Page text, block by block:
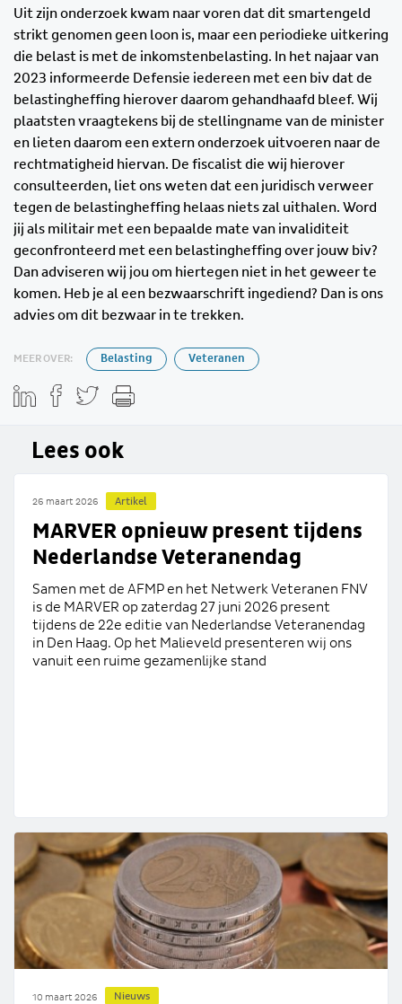
Uit zijn onderzoek kwam naar voren dat dit smartengeld
strikt genomen geen loon is, maar een periodieke uitkering
die belast is met de inkomstenbelasting. In het najaar van
2023 informeerde Defensie iedereen met een biv dat de
belastingheffing hierover daarom gehandhaafd bleef. Wij
plaatsten vraagtekens bij de stellingname van de minister
en lieten daarom een extern onderzoek uitvoeren naar de
rechtmatigheid hiervan. De fiscalist die wij hierover
consulteerden, liet ons weten dat een juridisch verweer
tegen de belastingheffing helaas niets zal uithalen. Word
jij als militair met een bepaalde mate van invaliditeit
geconfronteerd met een belastingheffing over jouw biv?
Dan adviseren wij jou om hiertegen niet in het geweer te
komen. Heb je al een bezwaarschrift ingediend? Dan is ons
advies om dit bezwaar in te trekken.
MEER OVER: Belasting Veteranen
Lees ook
26 maart 2026 Artikel
MARVER opnieuw present tijdens
Nederlandse Veteranendag
Samen met de AFMP en het Netwerk Veteranen FNV
is de MARVER op zaterdag 27 juni 2026 present
tijdens de 22e editie van Nederlandse Veteranendag
in Den Haag. Op het Malieveld presenteren wij ons
vanuit een ruime gezamenlijke stand
10 maart 2026 Nieuws